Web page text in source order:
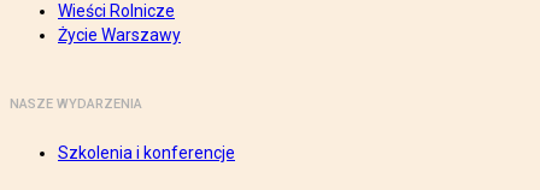
Wieści Rolnicze
Życie Warszawy
NASZE WYDARZENIA
Szkolenia i konferencje